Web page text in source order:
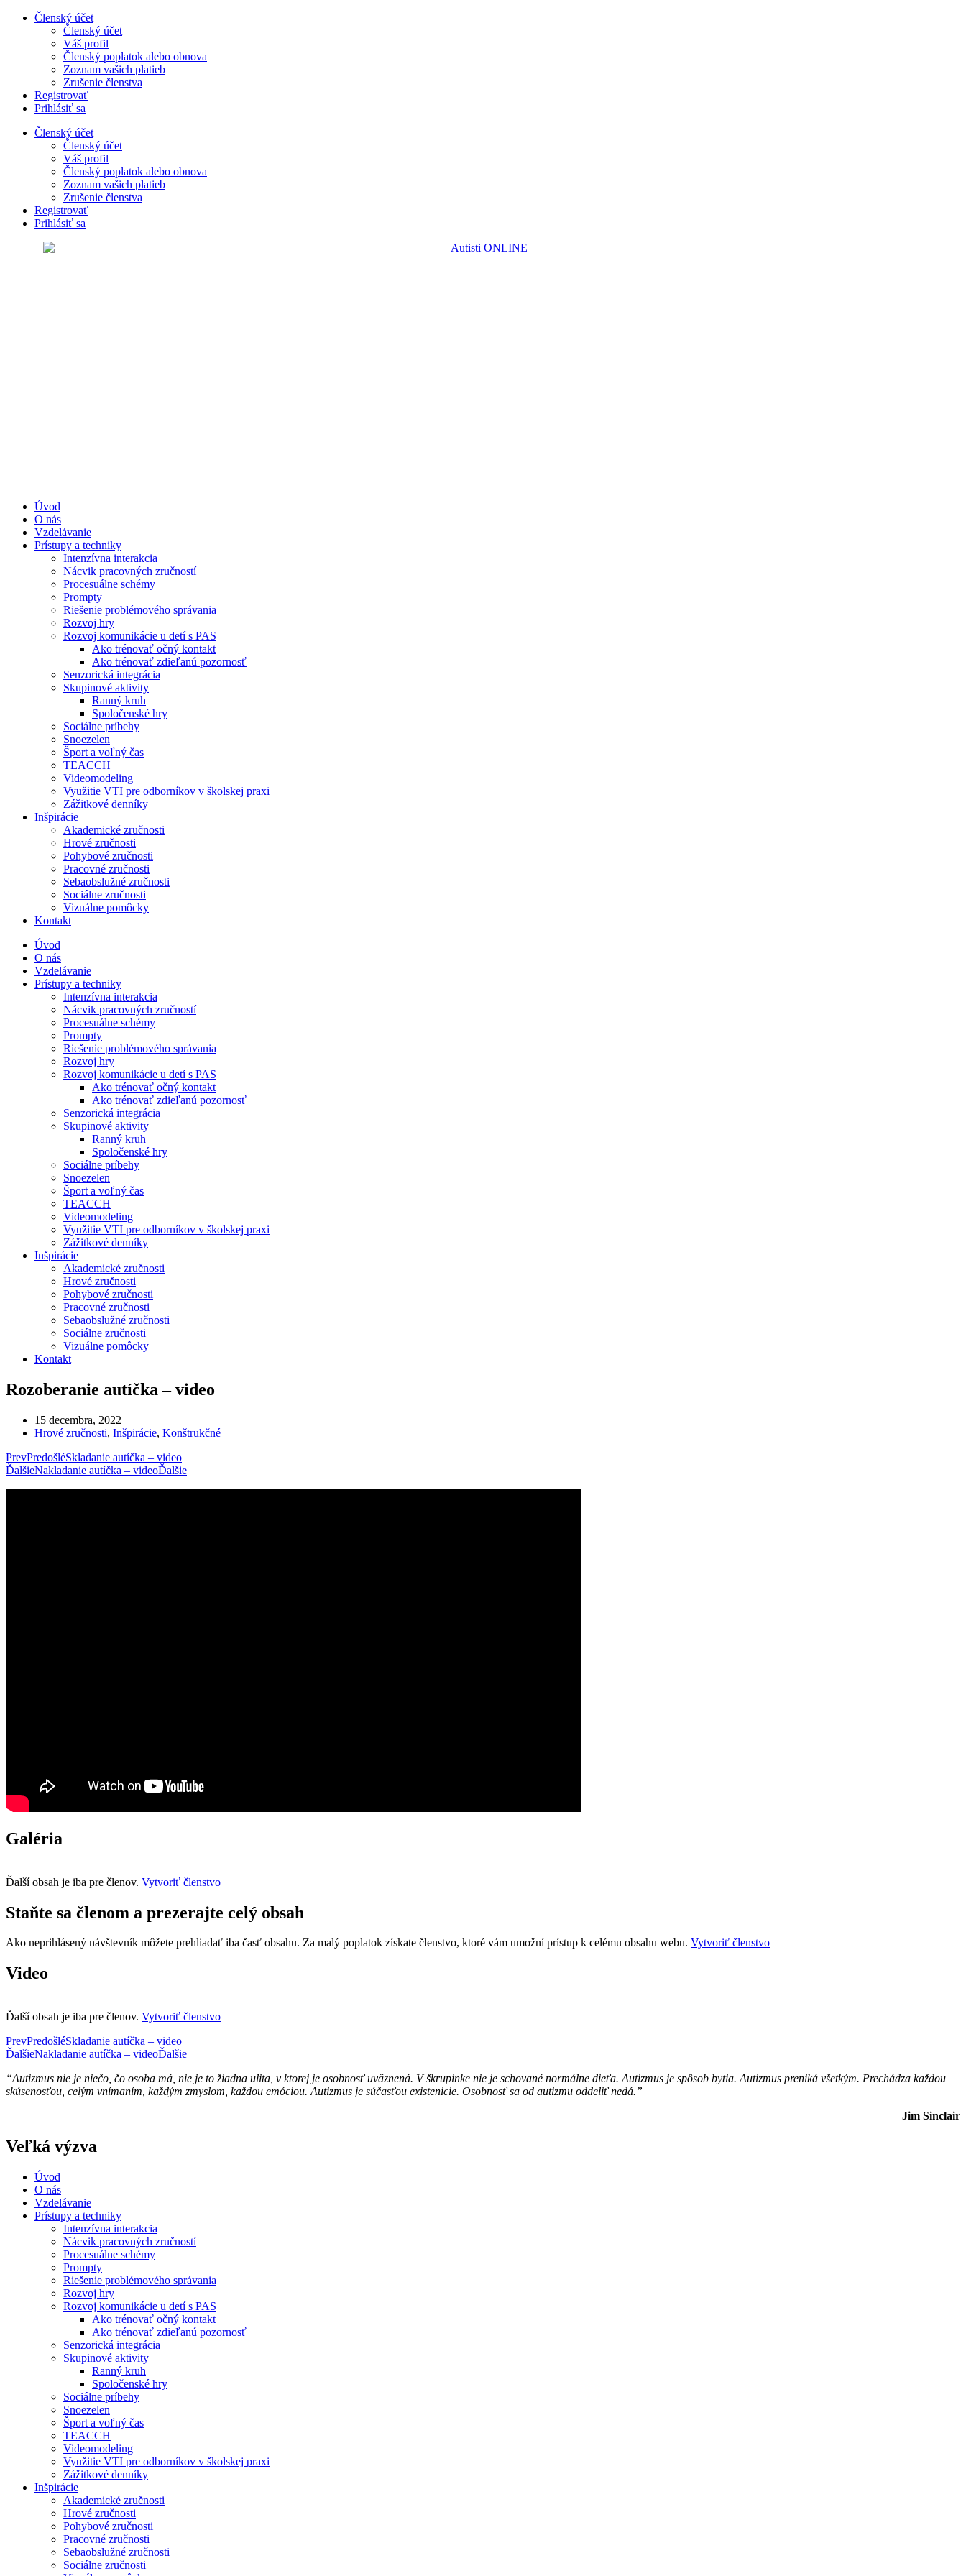
PreskočiťČlenský účet
Členský účet
Váš profil
Členský poplatok alebo obnova
Zoznam vašich platieb
Zrušenie členstva
Registrovať
Prihlásiť sa
Členský účet
Členský účet
Váš profil
Členský poplatok alebo obnova
Zoznam vašich platieb
Zrušenie členstva
Registrovať
Prihlásiť sa
Úvod
O nás
Vzdelávanie
Prístupy a techniky
Intenzívna interakcia
Nácvik pracovných zručností
Procesuálne schémy
Prompty
Riešenie problémového správania
Rozvoj hry
Rozvoj komunikácie u detí s PAS
Ako trénovať očný kontakt
Ako trénovať zdieľanú pozornosť
Senzorická integrácia
Skupinové aktivity
Ranný kruh
Spoločenské hry
Sociálne príbehy
Snoezelen
Šport a voľný čas
TEACCH
Videomodeling
Využitie VTI pre odborníkov v školskej praxi
Zážitkové denníky
Inšpirácie
Akademické zručnosti
Hrové zručnosti
Pohybové zručnosti
Pracovné zručnosti
Sebaobslužné zručnosti
Sociálne zručnosti
Vizuálne pomôcky
Kontakt
Úvod
O nás
Vzdelávanie
Prístupy a techniky
Intenzívna interakcia
Nácvik pracovných zručností
Procesuálne schémy
Prompty
Riešenie problémového správania
Rozvoj hry
Rozvoj komunikácie u detí s PAS
Ako trénovať očný kontakt
Ako trénovať zdieľanú pozornosť
Senzorická integrácia
Skupinové aktivity
Ranný kruh
Spoločenské hry
Sociálne príbehy
Snoezelen
Šport a voľný čas
TEACCH
Videomodeling
Využitie VTI pre odborníkov v školskej praxi
Zážitkové denníky
Inšpirácie
Akademické zručnosti
Hrové zručnosti
Pohybové zručnosti
Pracovné zručnosti
Sebaobslužné zručnosti
Sociálne zručnosti
Vizuálne pomôcky
Kontakt
Rozoberanie autíčka – video
15 decembra, 2022
Hrové zručnosti, Inšpirácie, Konštrukčné
PrevPredošléSkladanie autíčka – video
ĎalšieNakladanie autíčka – videoĎalšie
Galéria
Ďalší obsah je iba pre členov. Vytvoriť členstvo
Staňte sa členom a prezerajte celý obsah
Ako neprihlásený návštevník môžete prehliadať iba časť obsahu. Za malý poplatok získate členstvo, ktoré vám umožní prístup k celému obsahu webu. Vytvoriť členstvo
Video
Ďalší obsah je iba pre členov. Vytvoriť členstvo
PrevPredošléSkladanie autíčka – video
ĎalšieNakladanie autíčka – videoĎalšie
“Autizmus nie je niečo, čo osoba má, nie je to žiadna ulita, v ktorej je osobnosť uväznená. V škrupinke nie je schované normálne dieťa. Autizmus je spôsob bytia. Autizmus preniká všetkým. Prechádza každou
skúsenosťou, celým vnímaním, každým zmyslom, každou emóciou. Autizmus je súčasťou existenicie. Osobnosť sa od autizmu oddeliť nedá.”
Jim Sinclair
Veľká výzva
Úvod
O nás
Vzdelávanie
Prístupy a techniky
Intenzívna interakcia
Nácvik pracovných zručností
Procesuálne schémy
Prompty
Riešenie problémového správania
Rozvoj hry
Rozvoj komunikácie u detí s PAS
Ako trénovať očný kontakt
Ako trénovať zdieľanú pozornosť
Senzorická integrácia
Skupinové aktivity
Ranný kruh
Spoločenské hry
Sociálne príbehy
Snoezelen
Šport a voľný čas
TEACCH
Videomodeling
Využitie VTI pre odborníkov v školskej praxi
Zážitkové denníky
Inšpirácie
Akademické zručnosti
Hrové zručnosti
Pohybové zručnosti
Pracovné zručnosti
Sebaobslužné zručnosti
Sociálne zručnosti